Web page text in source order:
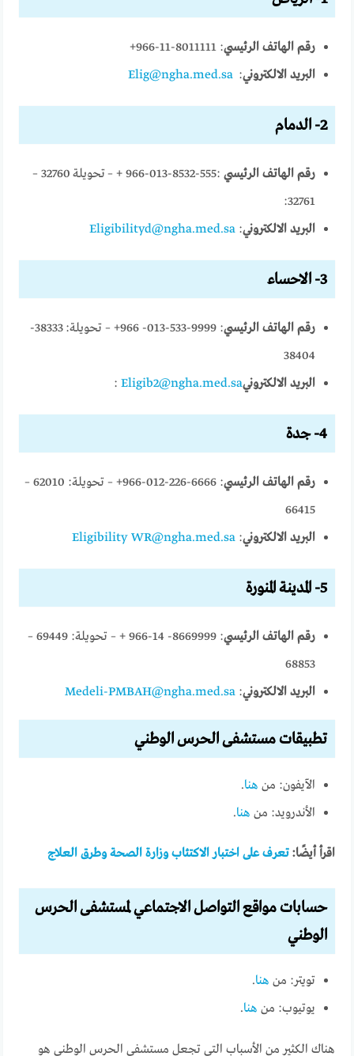
رقم الهاتف الرئيسي: 8011111-11-966+
البريد الالكتروني:
Elig@ngha.med.sa
2- الدمام
رقم الهاتف الرئيسي
:555-8532-013-966 + – تحويلة 32760 –
32761:
البريد الالكترون:
Eligibilityd@ngha.med.sa
3- الاحساء
رقم الهاتف الرئيسي
: 9999-533-013- 966+ – تحويلة: 38333-
38404
البريد الالكترونيEligib2@ngha.med.sa
:
4- جدة
رقم الهاتف الرئيسي
: 6666-226-012-966+ – تحويلة: 62010 –
66415
البريد الالكتروني:
Eligibility WR@ngha.med.sa
5- المدينة المنورة
رقم الهاتف الرئيسي
: 8669999- 14-966 + – تحويلة: 69449 –
68853
البريد الالكتروني:
Medeli-PMBAH@ngha.med.sa
تطبيقات مستشفى الحرس الوطني
الآيفون: من هنــــا.
الأندرويد: من هنـــا.
اقرأ أيضًا:تعرف على اختبار الاكتئاب وزارة الصحة وطرق العلاج
حسابات مواقع التواصل الاجتماعي لمستشفى الحرس
الوطني
تويتر: من هنـــــا.
يوتيوب: من هنـــــا.
هناك الكثير من الأسباب التي تجعل مستشفى الحرس الوطني هو